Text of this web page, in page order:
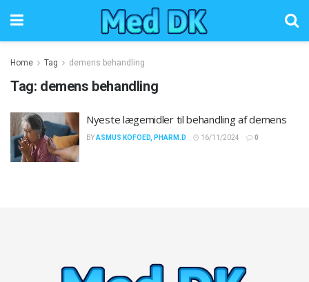
Home Tag demens behandling
Tag: demens behandling
Nyeste lægemidler til behandling af demens
BYASMUS KOFOED, PHARM.D 16/11/2024 0